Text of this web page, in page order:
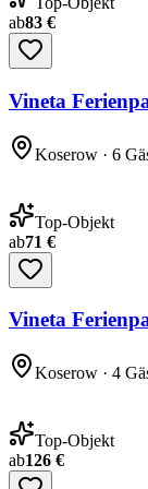
ab83 €
Vineta
Koserow · 6
Top-Objekt
ab71 €
Vineta
Koserow · 4
Top-Objekt
ab126 €